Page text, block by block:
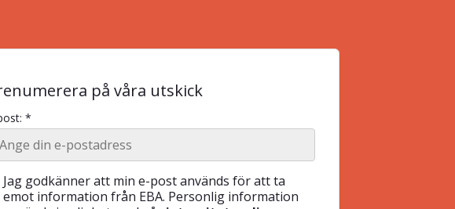
på våra utskick
*
Jag godkänner att min e-post används för att ta
emot information från EBA. Personlig information